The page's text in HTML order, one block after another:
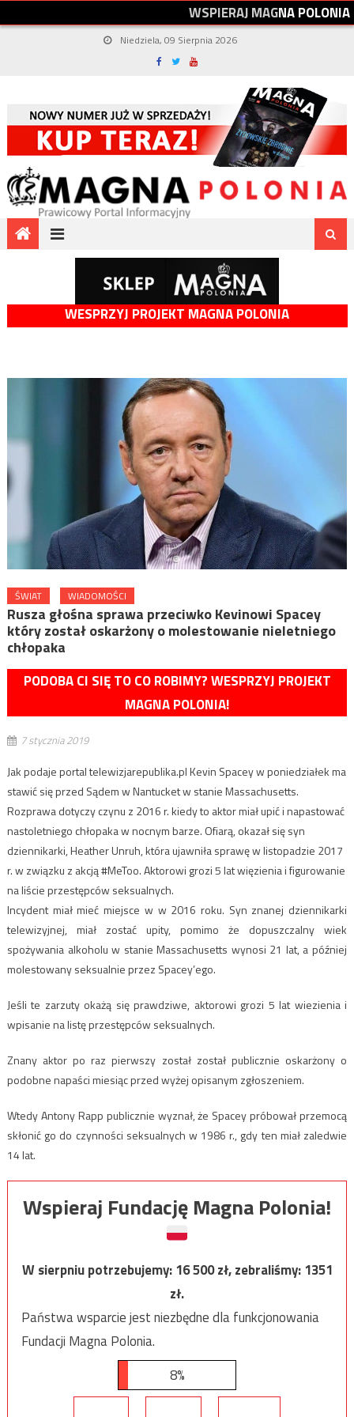
WSPIERAJMAGNAPOLONIA
Niedziela, 09 Sierpnia 2026
WESPRZYJ PROJEKT MAGNA POLONIA
ŚWIAT WIADOMOŚCI
Rusza głośna sprawa przeciwko Kevinowi Spacey
który został oskarżony o molestowanie nieletniego
chłopaka
PODOBA CI SIĘ TO CO ROBIMY? WESPRZYJ PROJEKT
MAGNA POLONIA!
7 stycznia 2019
Jak podaje portal telewizjarepublika.pl Kevin Spacey w poniedziałek ma
stawić się przed Sądem w Nantucket w stanie Massachusetts.
Rozprawa dotyczy czynu z 2016 r. kiedy to aktor miał upić i napastować
nastoletniego chłopaka w nocnym barze. Ofiarą, okazał się syn
dziennikarki, Heather Unruh, która ujawniła sprawę w listopadzie 2017
r. w związku z akcją #MeToo. Aktorowi grozi 5 lat więzienia i figurowanie
na liście przestępców seksualnych.
Incydent miał mieć miejsce w w 2016 roku. Syn znanej dziennikarki
telewizyjnej, miał zostać upity, pomimo że dopuszczalny wiek
spożywania alkoholu w stanie Massachusetts wynosi 21 lat, a później
molestowany seksualnie przez Spacey’ego.
Jeśli te zarzuty okażą się prawdziwe, aktorowi grozi 5 lat wiezienia i
wpisanie na listę przestępców seksualnych.
Znany aktor po raz pierwszy został został publicznie oskarżony o
podobne napaści miesiąc przed wyżej opisanym zgłoszeniem.
Wtedy Antony Rapp publicznie wyznał, że Spacey próbował przemocą
skłonić go do czynności seksualnych w 1986 r., gdy ten miał zaledwie
14 lat.
Wspieraj Fundację Magna Polonia!
W sierpniu potrzebujemy:16 500zł, zebraliśmy:1351
zł.
Państwa wsparcie jest niezbędne dla funkcjonowania
Fundacji Magna Polonia.
8%